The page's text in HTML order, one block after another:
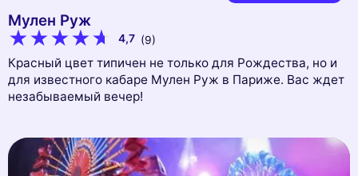
Мулен Руж
4,7 (9)
Красный цвет типичен не только для Рождества, но и
для известного кабаре Мулен Руж в Париже. Вас ждет
незабываемый вечер!